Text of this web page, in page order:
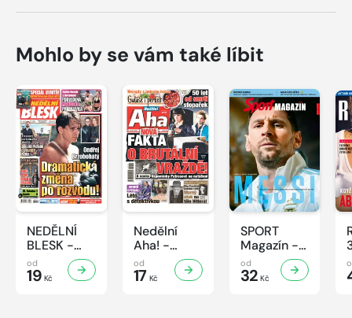
Mohlo by se vám také líbit
NEDĚLNÍ
BLESK -
32/2026
od
19 Kč
Nedělní
Aha! -
32/2026
od
17 Kč
SPORT
Magazín -
32/2026
od
32 Kč